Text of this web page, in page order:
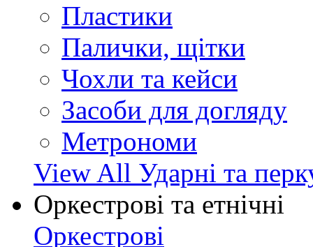
Пластики
Палички, щітки
Чохли та кейси
Засоби для догляду
Метрономи
View All Ударні та
Оркестрові та етнічні
Оркестрові